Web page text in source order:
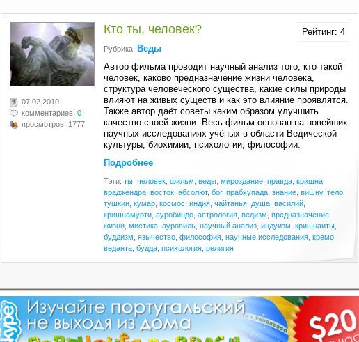
.
07.02.2010
комментариев: 0
просмотров: 1777
Рейтинг: 4
Кто ты, человек?
Рубрика: Веды
Автор фильма проводит научный анализ того, кто такой
человек, каково предназначение жизни человека,
структура человеческого существа, какие силы природы
влияют на живых существ и как это влияние проявлятся.
Также автор даёт советы каким образом улучшить
качество своей жизни. Весь фильм основан на новейших
научных исследованиях учёных в области Ведической
культуры, биохимии, психологии, философии.
Подробнее
Тэги: ты человек фильм веды мироздание правда кришна
враджендра восток абсолют, бог, прабхупада знание вишну, тело
тушкин кумар космос индия чайтанья душа василий
кришнамурти ауробиндо астрология ведизм предназначение
жизни мистика ауровиль научный анализ индуизм кришнаиты
буддизм язычество философия научные исследования кремо
веданта будда психология религия